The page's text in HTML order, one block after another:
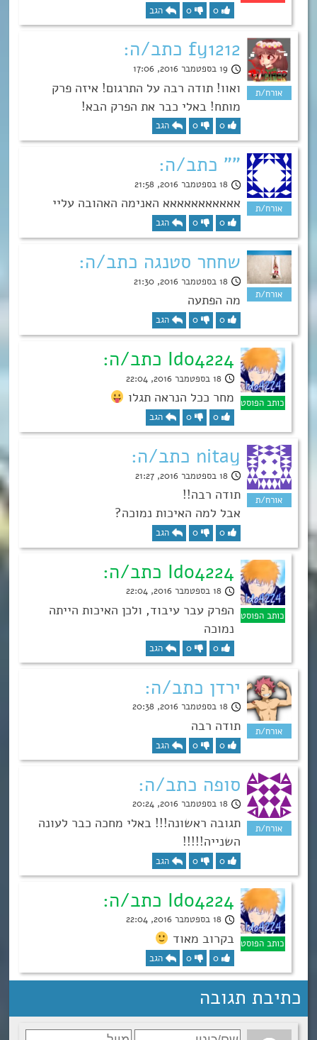
0
0 הגב
fy1212 כתב/ה:
19 בספטמבר 2016, 17:06
ואוו! תודה רבה על התרגום! איזה פרק
מותח! באלי כבר את הפרק הבא!
0
0 הגב
"" כתב/ה:
18 בספטמבר 2016, 21:58
אאאאאאאאאאא האנימה האהובה עליי
0
0 הגב
שחחר סטנגה כתב/ה:
18 בספטמבר 2016, 21:30
מה הפתעה
0
0 הגב
Ido4224 כתב/ה:
18 בספטמבר 2016, 22:04
מחר ככל הנראה תגלו
0
0 הגב
nitay כתב/ה:
18 בספטמבר 2016, 21:27
תודה רבה!!
אבל למה האיכות נמוכה?
0
0 הגב
Ido4224 כתב/ה:
18 בספטמבר 2016, 22:04
הפרק עבר עיבוד, ולכן האיכות הייתה
נמוכה
0
0 הגב
ירדן כתב/ה:
18 בספטמבר 2016, 20:38
תודה רבה
0
0 הגב
סופה כתב/ה:
18 בספטמבר 2016, 20:24
תגובה ראשונה!!! באלי מחכה כבר לעונה
השנייה!!!!!
0
0 הגב
Ido4224 כתב/ה:
18 בספטמבר 2016, 22:04
בקרוב מאוד
0
0 הגב
כתיבת תגובה